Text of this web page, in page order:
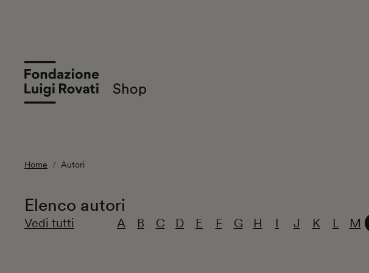
Home Autori
Elenco autori
Vedi tutti A B C D E F G H I J K L M